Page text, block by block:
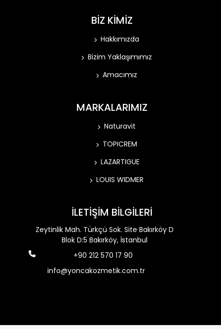
BİZ KİMİZ
Hakkımızda
Bizim Yaklaşımımız
Amacımız
MARKALARIMIZ
Naturavit
TOPICREM
LAZARTIGUE
LOUIS WIDMER
İLETİŞİM BİLGİLERİ
Zeytinlik Mah. Türkçü Sok. Site Bakırköy D
Blok D:5 Bakırköy, İstanbul
+90 212 570 17 90
info@yoncakozmetik.com.tr